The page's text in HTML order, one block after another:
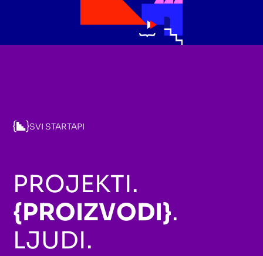
SVI STARTAPI
PROJEKTI.
{PROIZVODI}.
LJUDI.